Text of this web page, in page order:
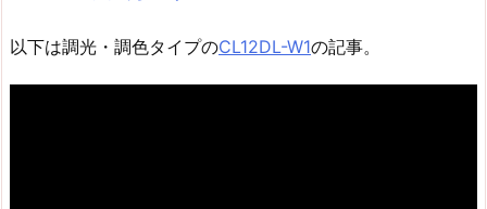
以下は調光・調色タイプのCL12DL-W1の記事。